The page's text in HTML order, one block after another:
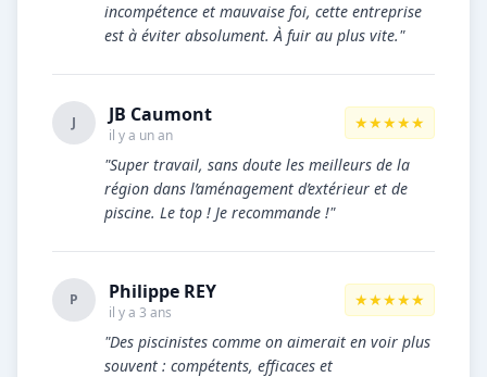
incompétence et mauvaise foi, cette entreprise
est à éviter absolument. À fuir au plus vite."
J JB Caumont
il y a un an
★★★★★
"Super travail, sans doute les meilleurs de la
région dans l’aménagement d’extérieur et de
piscine. Le top ! Je recommande !"
P Philippe REY
il y a 3 ans
★★★★★
"Des piscinistes comme on aimerait en voir plus
souvent : compétents, efficaces et